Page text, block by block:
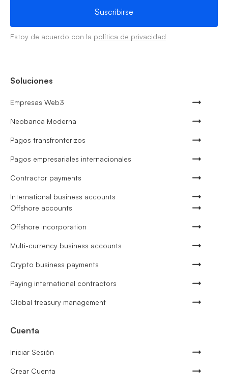
Estoy de acuerdo con la política de privacidad
Soluciones
Empresas Web3
Neobanca Moderna
Pagos transfronterizos
Pagos empresariales internacionales
Contractor payments
International business accounts
Offshore accounts
Offshore incorporation
Multi-currency business accounts
Crypto business payments
Paying international contractors
Global treasury management
Cuenta
Iniciar Sesión
Crear Cuenta